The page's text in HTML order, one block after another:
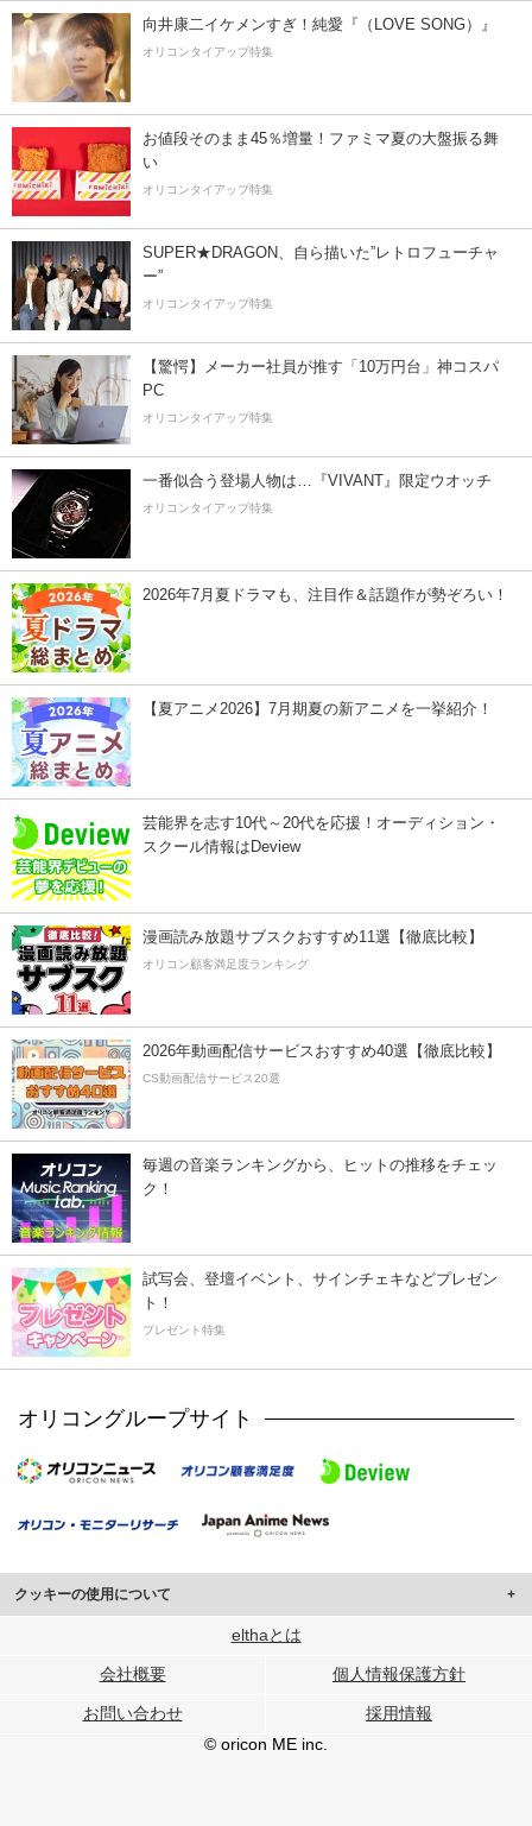
向井康二イケメンすぎ！純愛『（LOVE SONG）』
オリコンタイアップ特集
お値段そのまま45％増量！ファミマ夏の大盤振る舞
い
オリコンタイアップ特集
SUPER★DRAGON、自ら描いた”レトロフューチャ
ー”
オリコンタイアップ特集
【驚愕】メーカー社員が推す「10万円台」神コスパ
PC
オリコンタイアップ特集
一番似合う登場人物は…『VIVANT』限定ウオッチ
オリコンタイアップ特集
2026年7月夏ドラマも、注目作＆話題作が勢ぞろい！
【夏アニメ2026】7月期夏の新アニメを一挙紹介！
芸能界を志す10代～20代を応援！オーディション・
スクール情報はDeview
漫画読み放題サブスクおすすめ11選【徹底比較】
オリコン顧客満足度ランキング
2026年動画配信サービスおすすめ40選【徹底比較】
CS動画配信サービス20選
毎週の音楽ランキングから、ヒットの推移をチェッ
ク！
試写会、登壇イベント、サインチェキなどプレゼン
ト！
プレゼント特集
オリコングループサイト
クッキーの使用について
このサイトでは Cookie を使用して、ユーザーに合わせたコンテンツや広告の
行っています。
メディアや広告配信、データ解析の各パートナーに提供しています。
各パートナーは、この情報とユーザーが各パートナーに提供した他の情報や、
ユーザーが各パートナーのサービスを使用したときに収集した他の情報を組み
elthaとは
会社概要 個人情報保護方針
お問い合わせ
採用情報
© oricon ME inc.